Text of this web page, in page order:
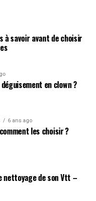
à savoir avant de choisir
en clown ?
6 ans ago
les choisir ?
nettoyage de son Vtt –